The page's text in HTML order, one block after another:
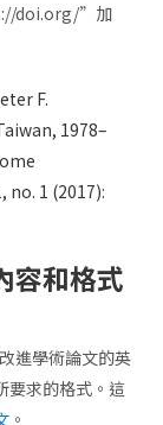
doi.org/”加
F.
1978–
no. 1 (2017):
容和格式
進學術論文的英
要求的格式。這
。